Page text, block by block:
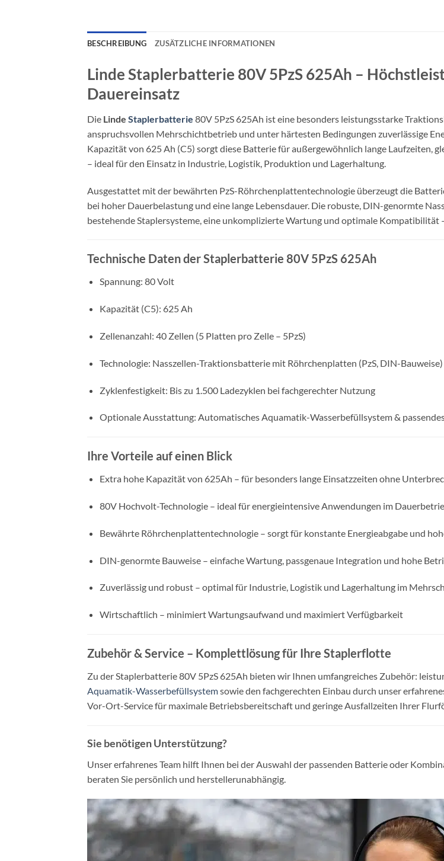
BESCHREIBUNG ZUSÄTZLICHE INFORMATIONEN
Linde Staplerbatterie 80V 5PzS 625Ah –
Dauereinsatz
Die Linde Staplerbatterie 80V 5PzS 625Ah ist eine besonders leistungsstarke
anspruchsvollen Mehrschichtbetrieb und unter härtesten Bedingungen zuverlässige
Kapazität von 625 Ah (C5) sorgt diese Batterie für außergewöhnlich lange Laufzeiten,
– ideal für den Einsatz in Industrie, Logistik, Produktion und Lagerhaltung.
Ausgestattet mit der bewährten PzS-Röhrchenplattentechnologie überzeugt die
bei hoher Dauerbelastung und eine lange Lebensdauer. Die robuste, DIN-genormte
bestehende Staplersysteme, eine unkomplizierte Wartung und optimale Kompatibilität
Technische Daten der Staplerbatterie 80V 5PzS 625Ah
Spannung: 80 Volt
Kapazität (C5): 625 Ah
Zellenanzahl: 40 Zellen (5 Platten pro Zelle – 5PzS)
Technologie: Nasszellen-Traktionsbatterie mit Röhrchenplatten (PzS, DIN-Bauweise)
Zyklenfestigkeit: Bis zu 1.500 Ladezyklen bei fachgerechter Nutzung
Optionale Ausstattung: Automatisches Aquamatik-Wasserbefüllsystem &
Ihre Vorteile auf einen Blick
Extra hohe Kapazität von 625Ah – für besonders lange Einsatzzeiten ohne
80V Hochvolt-Technologie – ideal für energieintensive Anwendungen im
Bewährte Röhrchenplattentechnologie – sorgt für konstante Energieabgabe und
DIN-genormte Bauweise – einfache Wartung, passgenaue Integration und hohe
Zuverlässig und robust – optimal für Industrie, Logistik und Lagerhaltung im
Wirtschaftlich – minimiert Wartungsaufwand und maximiert Verfügbarkeit
Zubehör & Service – Komplettlösung für Ihre Staplerflotte
Zu der Staplerbatterie 80V 5PzS 625Ah bieten wir Ihnen umfangreiches Zubehör:
Aquamatik-Wasserbefüllsystemsowie den fachgerechten Einbau durch unser
Vor-Ort-Service für maximale Betriebsbereitschaft und geringe Ausfallzeiten Ihrer
Sie benötigen Unterstützung?
Unser erfahrenes Team hilft Ihnen bei der Auswahl der passenden Batterie oder
beraten Sie persönlich und herstellerunabhängig.